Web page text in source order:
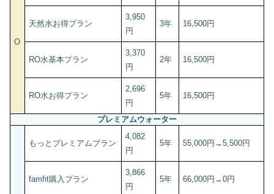
O
天然水お得プラン
3,950
円
3年 16,500円
RO水基本プラン
3,370
円
2年 16,500円
RO水お得プラン
2,696
円
5年 16,500円
プレミアムウォーター
もっとプレミアムプラン
4,082
円
5年 55,000円→5,500円
famfit購入プラン
3,866
円
5年 66,000円→0円